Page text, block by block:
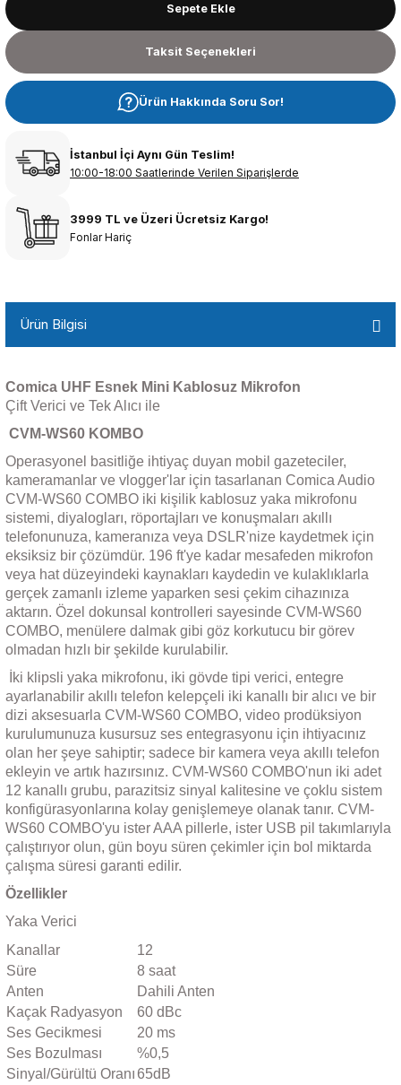
Sepete Ekle
Taksit Seçenekleri
Ürün Hakkında Soru Sor!
İstanbul İçi Aynı Gün Teslim!
10:00-18:00 Saatlerinde Verilen Siparişlerde
3999 TL ve Üzeri Ücretsiz Kargo!
Fonlar Hariç
Ürün Bilgisi
Comica UHF Esnek Mini Kablosuz Mikrofon
Çift Verici ve Tek Alıcı ile
CVM-WS60 KOMBO
Operasyonel basitliğe ihtiyaç duyan mobil gazeteciler,
kameramanlar ve vlogger'lar için tasarlanan Comica Audio
CVM-WS60 COMBO iki kişilik kablosuz yaka mikrofonu
sistemi, diyalogları, röportajları ve konuşmaları akıllı
telefonunuza, kameranıza veya DSLR'nize kaydetmek için
eksiksiz bir çözümdür. 196 ft'ye kadar mesafeden mikrofon
veya hat düzeyindeki kaynakları kaydedin ve kulaklıklarla
gerçek zamanlı izleme yaparken sesi çekim cihazınıza
aktarın. Özel dokunsal kontrolleri sayesinde CVM-WS60
COMBO, menülere dalmak gibi göz korkutucu bir görev
olmadan hızlı bir şekilde kurulabilir.
İki klipsli yaka mikrofonu, iki gövde tipi verici, entegre
ayarlanabilir akıllı telefon kelepçeli iki kanallı bir alıcı ve bir
dizi aksesuarla CVM-WS60 COMBO, video prodüksiyon
kurulumunuza kusursuz ses entegrasyonu için ihtiyacınız
olan her şeye sahiptir; sadece bir kamera veya akıllı telefon
ekleyin ve artık hazırsınız. CVM-WS60 COMBO'nun iki adet
12 kanallı grubu, parazitsiz sinyal kalitesine ve çoklu sistem
konfigürasyonlarına kolay genişlemeye olanak tanır. CVM-
WS60 COMBO'yu ister AAA pillerle, ister USB pil takımlarıyla
çalıştırıyor olun, gün boyu süren çekimler için bol miktarda
çalışma süresi garanti edilir.
Özellikler
Yaka Verici
Kanallar
12
Süre
8 saat
Anten
Dahili Anten
Kaçak Radyasyon
60 dBc
Ses Gecikmesi
20 ms
Ses Bozulması
%0,5
Sinyal/Gürültü Oranı65dB